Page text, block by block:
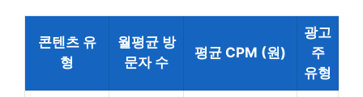
콘텐츠 유
형
월평균 방
문자 수
평균 CPM (원)
광고
주
유형